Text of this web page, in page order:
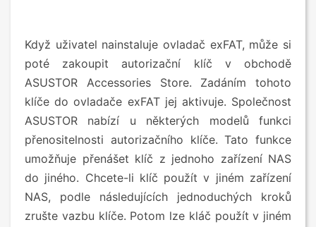
Když uživatel nainstaluje ovladač exFAT, může si
poté zakoupit autorizační klíč v obchodě
ASUSTOR Accessories Store. Zadáním tohoto
klíče do ovladače exFAT jej aktivuje. Společnost
ASUSTOR nabízí u některých modelů funkci
přenositelnosti autorizačního klíče. Tato funkce
umožňuje přenášet klíč z jednoho zařízení NAS
do jiného. Chcete-li klíč použít v jiném zařízení
NAS, podle následujících jednoduchých kroků
zrušte vazbu klíče. Potom lze kláč použít v jiném